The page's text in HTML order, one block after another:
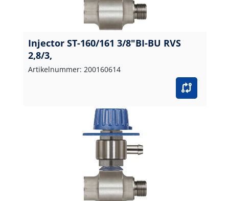
Injector ST-160/161 3/8"BI-BU RVS
2,8/3,
Artikelnummer: 200160614